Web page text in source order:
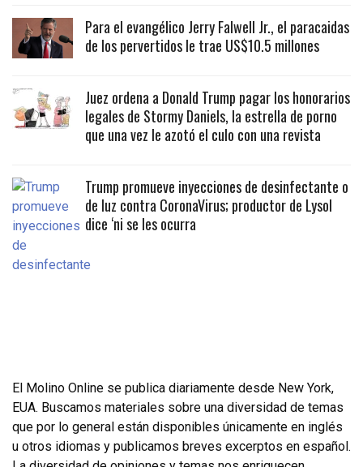
Para el evangélico Jerry Falwell Jr., el paracaidas
de los pervertidos le trae US$10.5 millones
Juez ordena a Donald Trump pagar los honorarios
legales de Stormy Daniels, la estrella de porno
que una vez le azotó el culo con una revista
Trump promueve inyecciones de desinfectante o
de luz contra CoronaVirus; productor de Lysol
dice ‘ni se les ocurra
El Molino Online se publica diariamente desde New York,
EUA. Buscamos materiales sobre una diversidad de temas
que por lo general están disponibles únicamente en inglés
u otros idiomas y publicamos breves excerptos en español.